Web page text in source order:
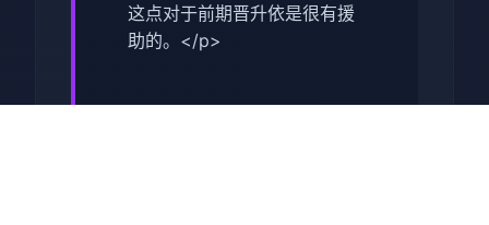
这点对于前期晋升依是很有援
助的。</p>